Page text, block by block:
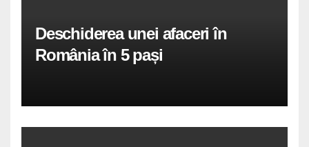
Deschiderea unei afaceri în
România în 5 pași